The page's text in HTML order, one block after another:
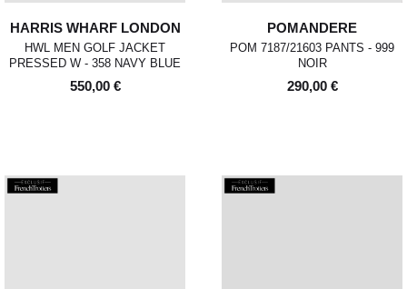
HARRIS WHARF LONDON
HWL MEN GOLF JACKET
PRESSED W - 358 NAVY BLUE
550,00 €
POMANDERE
POM 7187/21603 PANTS - 999
NOIR
290,00 €